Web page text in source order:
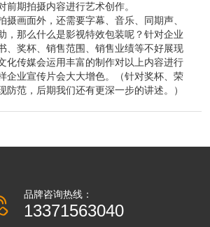
前期拍摄内容进行艺术创作。
摄画面外，还需要字幕、音乐、同期声、
，那么什么是影视特效包装呢？针对企业
、奖杯、销售范围、销售业绩等不好展现
化传媒会运用丰富的制作对以上内容进行
企业宣传片会大大增色。（针对奖杯、荣
防范，后期我们还有更深一步的讲述。）
品牌咨询热线：
13371563040